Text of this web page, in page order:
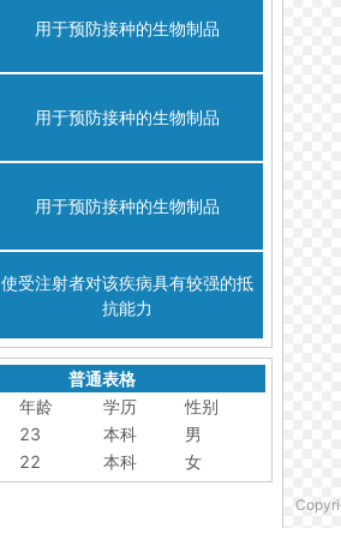
用于预防接种的生物制品
用于预防接种的生物制品
用于预防接种的生物制品
使受注射者对该疾病具有较强的抵
抗能力
普通表格
年龄 学历
性别
23 本科
男
22 本科 女